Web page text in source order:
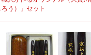
ろう）」セット